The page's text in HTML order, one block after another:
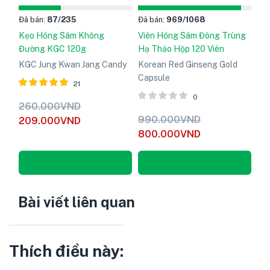
Đã bán: 87/235
Kẹo Hồng Sâm Không
Đường KGC 120g
KGC Jung Kwan Jang Candy
Được xếp
hạng
5.00
5
21
260.000VND
209.000VND
Đã bán: 969/1068
Viên Hồng Sâm Đông Trùng
Hạ Thảo Hộp 120 Viên
Korean Red Ginseng Gold
Capsule
0
990.000VND
800.000VND
Bài viết liên quan
Thích điều này: